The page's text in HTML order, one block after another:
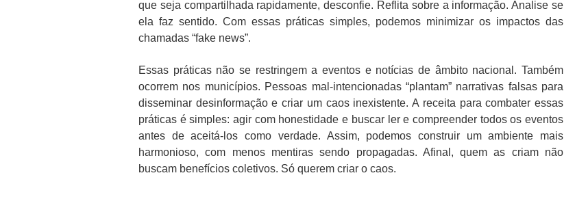
que seja compartilhada rapidamente, desconfie. Reflita sobre a informação. Analise se
ela faz sentido. Com essas práticas simples, podemos minimizar os impactos das
chamadas “fake news”.
Essas práticas não se restringem a eventos e notícias de âmbito nacional. Também
ocorrem nos municípios. Pessoas mal-intencionadas “plantam” narrativas falsas para
disseminar desinformação e criar um caos inexistente. A receita para combater essas
práticas é simples: agir com honestidade e buscar ler e compreender todos os eventos
antes de aceitá-los como verdade. Assim, podemos construir um ambiente mais
harmonioso, com menos mentiras sendo propagadas. Afinal, quem as criam não
buscam benefícios coletivos. Só querem criar o caos.